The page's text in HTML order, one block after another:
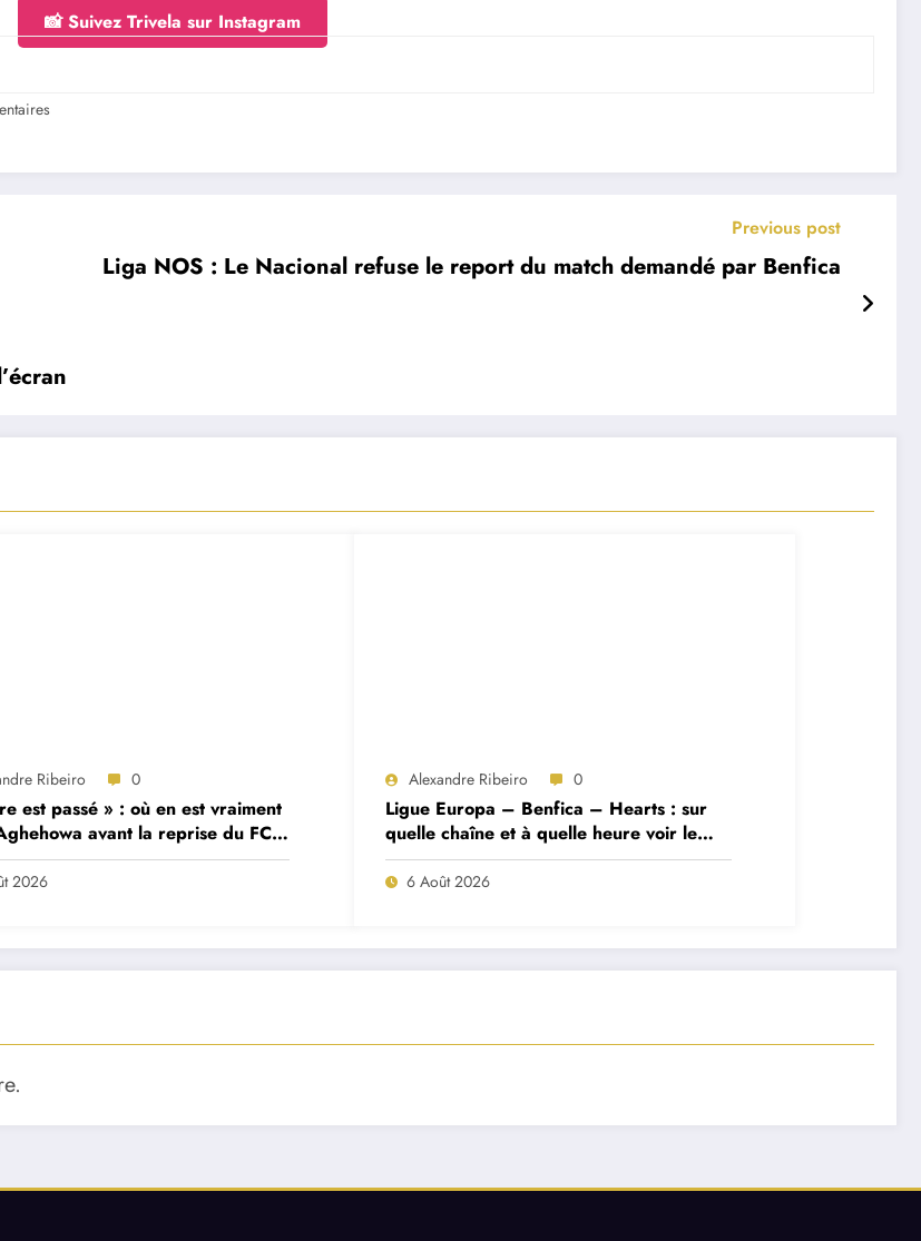
📸 Suivez Trivela sur Instagram
Previous post
Liga NOS : Le Nacional refuse le report du match demandé par Benfica
Ribeiro 0
est passé » : où en est vraiment
avant la reprise du FC
2026
Alexandre Ribeiro 0
Ligue Europa – Benfica – Hearts : sur
quelle chaîne et à quelle heure voir le
match ?
6 Août 2026